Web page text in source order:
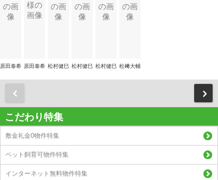
原田泰希 原田泰希 松村健巳 松村健巳 松村健巳 松﨑大輔
こだわり特集
敷金礼金0物件特集
ペット飼育可物件特集
インターネット無料物件特集